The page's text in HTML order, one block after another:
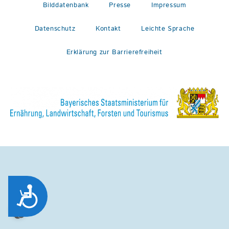
Zug&auml;nglichkeit
Bilddatenbank Presse Impressum
Datenschutz Kontakt Leichte Sprache
Erklärung zur Barrierefreiheit